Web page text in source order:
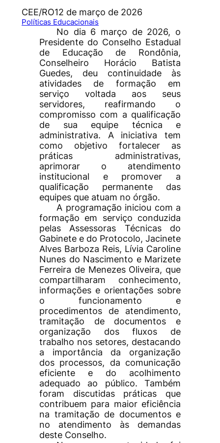
CEE/RO12 de março de 2026
Políticas Educacionais
No dia 6 março de 2026, o
Presidente do Conselho Estadual
de Educação de Rondônia,
Conselheiro Horácio Batista
Guedes, deu continuidade às
atividades de formação em
serviço voltada aos seus
servidores, reafirmando o
compromisso com a qualificação
de sua equipe técnica e
administrativa. A iniciativa tem
como objetivo fortalecer as
práticas administrativas,
aprimorar o atendimento
institucional e promover a
qualificação permanente das
equipes que atuam no órgão.
A programação iniciou com a
formação em serviço conduzida
pelas Assessoras Técnicas do
Gabinete e do Protocolo, Jacinete
Alves Barboza Reis, Lívia Caroline
Nunes do Nascimento e Marizete
Ferreira de Menezes Oliveira, que
compartilharam conhecimento,
informações e orientações sobre
o funcionamento e
procedimentos de atendimento,
tramitação de documentos e
organização dos fluxos de
trabalho nos setores, destacando
a importância da organização
dos processos, da comunicação
eficiente e do acolhimento
adequado ao público. Também
foram discutidas práticas que
contribuem para maior eficiência
na tramitação de documentos e
no atendimento às demandas
deste Conselho.